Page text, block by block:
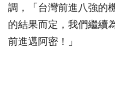
調，「台灣前進八強的
的結果而定，我們繼續
前進邁阿密！」